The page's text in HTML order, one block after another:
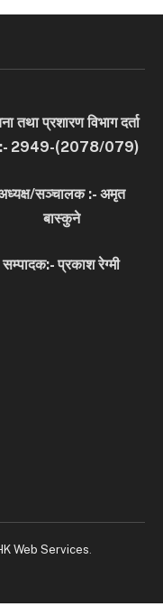
तथा प्रशारण विभाग दर्ता
2949-(2078/079)
सञ्चालक :- अमृत
बास्कुने
सम्पादक:- प्रकाश रेग्मी
Web Services.